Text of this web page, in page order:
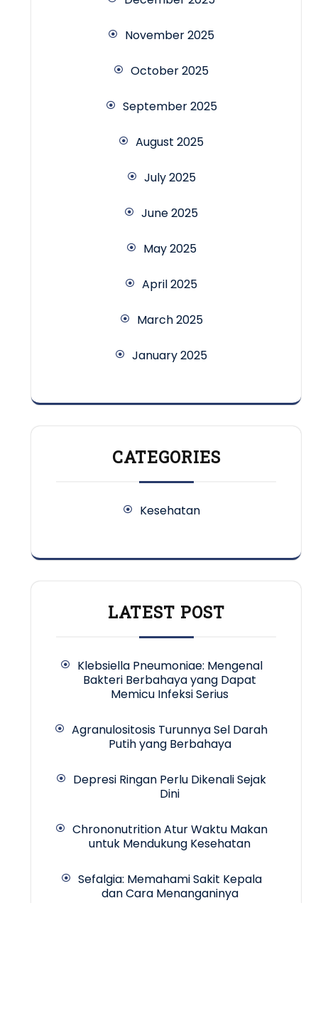
November 2025
October 2025
September 2025
August 2025
July 2025
June 2025
May 2025
April 2025
March 2025
January 2025
CATEGORIES
Kesehatan
LATEST POST
Klebsiella Pneumoniae: Mengenal
Bakteri Berbahaya yang Dapat
Memicu Infeksi Serius
Agranulositosis Turunnya Sel Darah
Putih yang Berbahaya
Depresi Ringan Perlu Dikenali Sejak
Dini
Chrononutrition Atur Waktu Makan
untuk Mendukung Kesehatan
Sefalgia: Memahami Sakit Kepala
dan Cara Menanganinya